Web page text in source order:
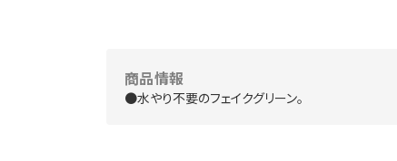
商品情報
●水やり不要のフェイクグリーン。